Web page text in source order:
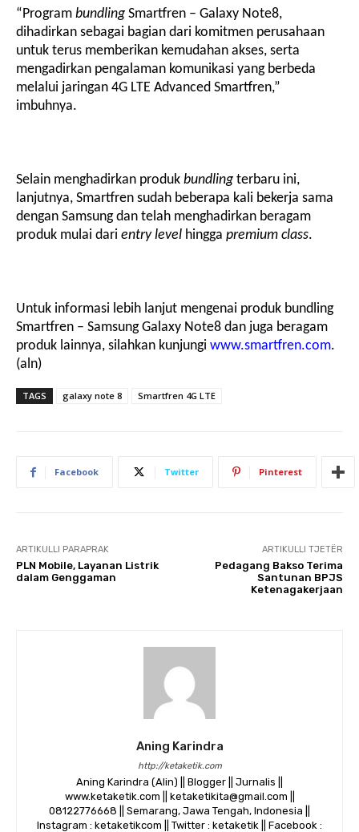
“Program bundling Smartfren – Galaxy Note8,
dihadirkan sebagai bagian dari komitmen perusahaan
untuk terus memberikan kemudahan akses, serta
mengadirkan pengalaman komunikasi yang berbeda
melalui jaringan 4G LTE Advanced Smartfren,”
imbuhnya.
Selain menghadirkan produk bundling terbaru ini,
lanjutnya, Smartfren sudah beberapa kali bekerja sama
dengan Samsung dan telah menghadirkan beragam
produk mulai dari entry level hingga premium class.
Untuk informasi lebih lanjut mengenai produk bundling
Smartfren – Samsung Galaxy Note8 dan juga beragam
produk lainnya, silahkan kunjungi www.smartfren.com.
(aln)
TAGS galaxy note 8 Smartfren 4G LTE
Facebook Twitter Pinterest
ARTIKULLI PARAPRAK
PLN Mobile, Layanan Listrik
dalam Genggaman
ARTIKULLI TJETËR
Pedagang Bakso Terima
Santunan BPJS
Ketenagakerjaan
Aning Karindra
http://ketaketik.com
Aning Karindra (Alin) || Blogger || Jurnalis ||
www.ketaketik.com || ketaketikita@gmail.com ||
08122776668 || Semarang, Jawa Tengah, Indonesia ||
Instagram : ketaketikcom || Twitter : ketaketik || Facebook :